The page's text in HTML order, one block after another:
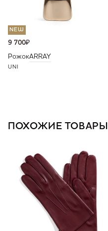
NEW
9 700₽
РожокARRAY
UNI
ПОХОЖИЕ ТОВАРЫ